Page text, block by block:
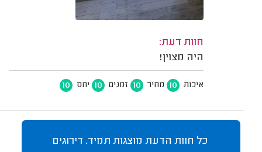
חוות דעת:
היה מצוין!
איכות 10 מחיר 10 זמנים 10 יחס 10
כל חוות הדעת מוצגות תמיד. דירוגים